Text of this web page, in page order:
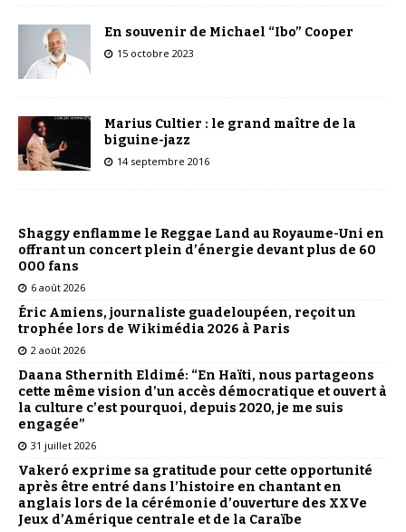
En souvenir de Michael “Ibo” Cooper
15 octobre 2023
Marius Cultier : le grand maître de la
biguine-jazz
14 septembre 2016
Shaggy enflamme le Reggae Land au Royaume-Uni en
offrant un concert plein d’énergie devant plus de 60
000 fans
6 août 2026
Éric Amiens, journaliste guadeloupéen, reçoit un
trophée lors de Wikimédia 2026 à Paris
2 août 2026
Daana Sthernith Eldimé: “En Haïti, nous partageons
cette même vision d’un accès démocratique et ouvert à
la culture c’est pourquoi, depuis 2020, je me suis
engagée”
31 juillet 2026
Vakeró exprime sa gratitude pour cette opportunité
après être entré dans l’histoire en chantant en
anglais lors de la cérémonie d’ouverture des XXVe
Jeux d’Amérique centrale et de la Caraïbe